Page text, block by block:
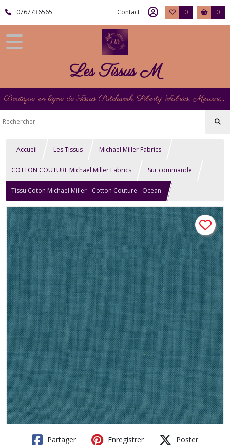
0767736565 Contact 0 0
Les Tissus M
Boutique en ligne de Tissus Patchwork, Liberty Fabrics, Mercerie et Matériel de Point de Croix
Accueil Les Tissus Michael Miller Fabrics
COTTON COUTURE Michael Miller Fabrics Sur commande
Tissu Coton Michael Miller - Cotton Couture - Ocean
Partager Enregistrer Poster